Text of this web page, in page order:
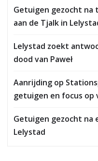
Getuigen gezocht na
aan de Tjalk in
Lelystad zoekt
dood van Paweł
Aanrijding op
getuigen en focus op
Getuigen gezocht na
Lelystad